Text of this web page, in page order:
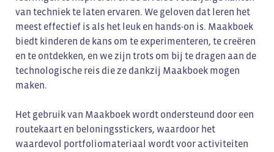
van techniek te laten ervaren. We geloven dat leren het
meest effectief is als het leuk en hands-on is. Maakboek
biedt kinderen de kans om te experimenteren, te creëren
en te ontdekken, en we zijn trots om bij te dragen aan de
technologische reis die ze dankzij Maakboek mogen
maken.
Het gebruik van Maakboek wordt ondersteund door een
routekaart en beloningsstickers, waardoor het
waardevol portfoliomateriaal wordt voor activiteiten